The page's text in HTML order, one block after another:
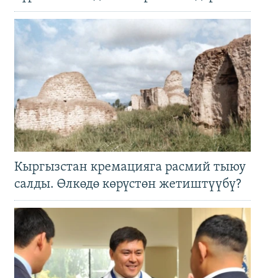
Кыргызстан кремацияга расмий тыюу
салды. Өлкөдө көрүстөн жетиштүүбү?